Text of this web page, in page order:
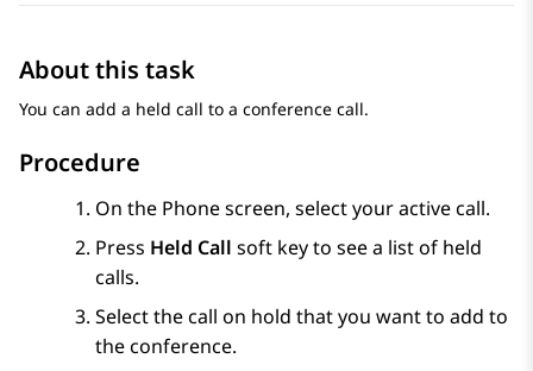
About this task
You can add a held call to a conference call.
Procedure
On the Phonescreen, select your active call.
Press Held Call soft key to see a list of held
calls.
Select the call on hold that you want to add to
the conference.